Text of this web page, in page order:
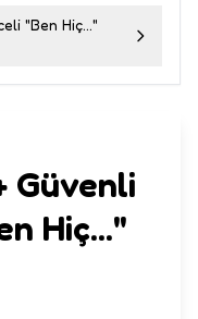
"Ben Hiç..."
Güvenli
Hiç..."